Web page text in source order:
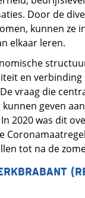
Door de
kunnen ze
elkaar leren.
en verbinding
vraag die
geven
2020 was dit
tot na de